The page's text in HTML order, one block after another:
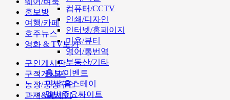
컴퓨터/CCTV
인쇄/디자인
인터넷/홈페이지
미용/뷰티
영어/통번역
부동산/기타
홍보/이벤트
민박/홈스테이
멜번주요싸이트
홍보방
여행/카페
호주뉴스
영화 & TV보기
구인게시판
구직게시판
농장/공장구인
과제&에세이